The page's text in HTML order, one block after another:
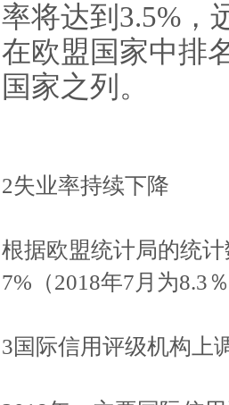
率将达到 3.5%，
在欧盟国家中排
国家之列。
2失业率持续下降
根据欧盟统计局的统
7%（2018年7月为8.3
3国际信用评级机构上